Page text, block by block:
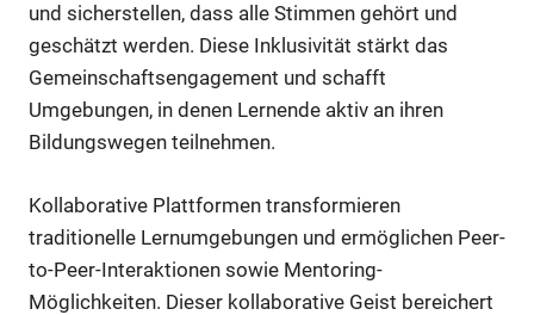
und sicherstellen, dass alle Stimmen gehört und
geschätzt werden. Diese Inklusivität stärkt das
Gemeinschaftsengagement und schafft
Umgebungen, in denen Lernende aktiv an ihren
Bildungswegen teilnehmen.
Kollaborative Plattformen transformieren
traditionelle Lernumgebungen und ermöglichen Peer-
to-Peer-Interaktionen sowie Mentoring-
Möglichkeiten. Dieser kollaborative Geist bereichert